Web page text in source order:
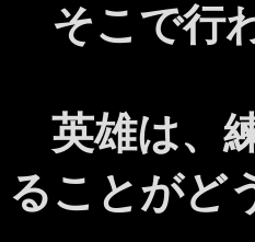
そこで行
英雄は、
ることがど